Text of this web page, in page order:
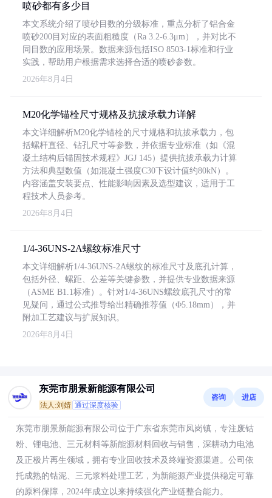
喷砂都有多少目
本文系统介绍了喷砂目数的分级标准，重点分析了铝合金
喷砂200目对应的表面粗糙度（Ra 3.2-6.3μm），并对比不
同目数的应用场景。数据来源包括ISO 8503-1标准和行业
实践，帮助用户根据需求选择合适的喷砂参数。
2026年8月4日
M20化学锚栓尺寸规格及抗拔承载力详解
本文详细解析M20化学锚栓的尺寸规格和抗拔承载力，包
括螺杆直径、钻孔尺寸等参数，并依据专业标准（如《混
凝土结构后锚固技术规程》JGJ 145）提供抗拔承载力计算
方法和典型数值（如混凝土强度C30下设计值约80kN）。
内容涵盖安装要点、性能影响因素及选型建议，适用于工
程技术人员参考。
2026年8月4日
1/4-36UNS-2A螺纹标准尺寸
本文详细解析1/4-36UNS-2A螺纹的标准尺寸及底孔计算，
包括外径、螺距、公差等关键参数，并提供专业数据来源
（ASME B1.1标准）。针对1/4-36UNS螺纹底孔尺寸的常
见疑问，通过公式推导给出精确推荐值（Φ5.18mm），并
附加工艺建议与扩展知识。
2026年8月4日
东莞市朋景新能源有限公司
法人:刘婧 通过深度核验
咨询 进店
东莞市朋景新能源有限公司位于广东省东莞市凤岗镇，专注废钴
粉、锂电池、三元材料等新能源材料回收与销售，深耕动力电池
及正极片再生领域，拥有专业回收技术及终端资源渠道。公司依
托成熟的钴泥、三元浆料处理工艺，为新能源产业提供稳定可靠
的原料保障，2024年成立以来持续强化产业链整合能力。